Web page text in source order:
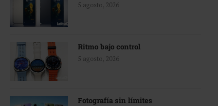
5 agosto, 2026
Ritmo bajo control
5 agosto, 2026
Fotografía sin límites